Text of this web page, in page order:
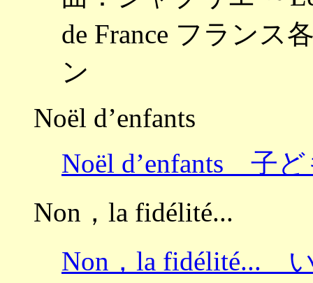
de France フランス
ン
Noël d’enfants
Noël d’enfants 子
Non，la fidélité...
Non，la fidélité...